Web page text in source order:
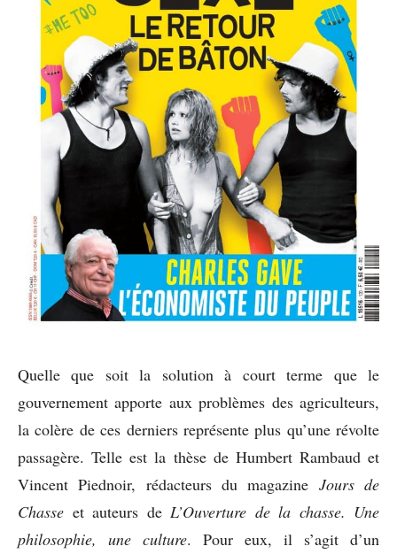
Quelle que soit la solution à court terme que le
gouvernement apporte aux problèmes des agriculteurs,
la colère de ces derniers représente plus qu’une révolte
passagère. Telle est la thèse de Humbert Rambaud et
Vincent Piednoir, rédacteurs du magazine Jours de
Chasse et auteurs de L’Ouverture de la chasse. Une
philosophie, une culture. Pour eux, il s’agit d’un